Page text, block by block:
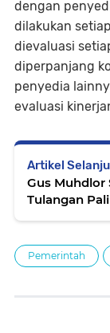
dengan
dilakukan
dievaluasi
diperpanjang
penyedia
evaluasi
Artikel
Gus Muhdlor
Tulangan
Pemerintah